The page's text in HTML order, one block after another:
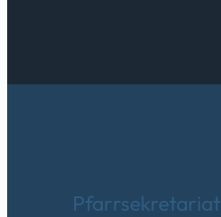
Pfarrsekretariat